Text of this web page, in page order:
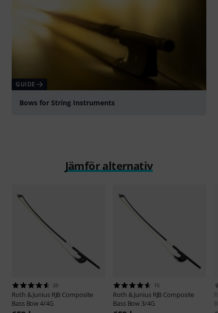
GUIDE
Bows for String Instruments
Jämför alternativ
20
Roth & Junius RJB Composite
Bass Bow 4/4G
15
Roth & Junius RJB Composite
Bass Bow 3/4G